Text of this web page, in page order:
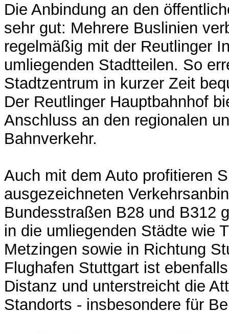
Die Anbindung an den
sehr gut: Mehrere Buslinien
regelmäßig mit der Reutlinger
umliegenden Stadtteilen. So
Stadtzentrum in kurzer Zeit
Der Reutlinger Hauptbahnhof
Anschluss an den regionalen
Bahnverkehr.
Auch mit dem Auto profitieren
ausgezeichneten
Bundesstraßen B28 und B312
in die umliegenden Städte wie
Metzingen sowie in Richtung
Flughafen Stuttgart ist
Distanz und unterstreicht die
Standorts - insbesondere für